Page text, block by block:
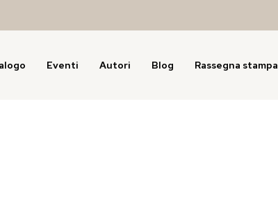
Eventi Autori Blog Rassegna stampa